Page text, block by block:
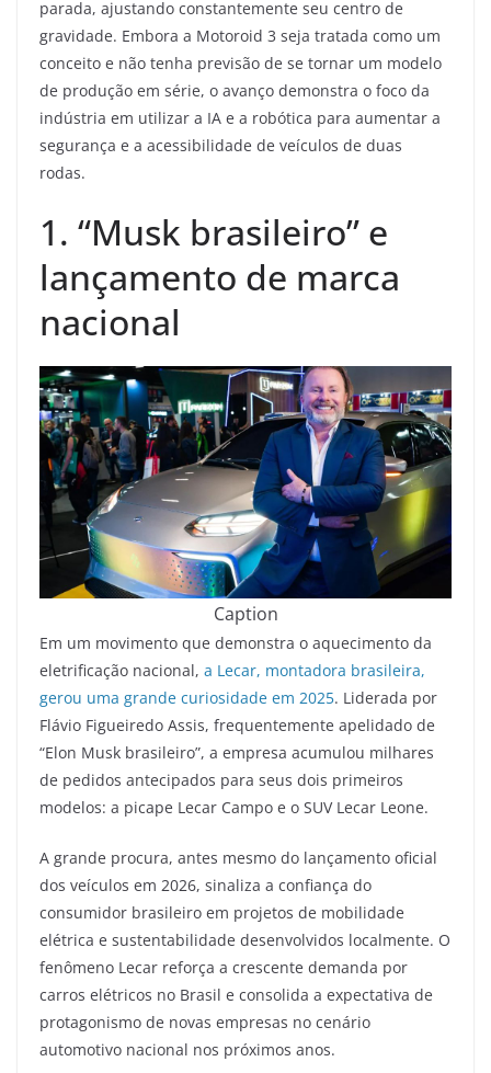
parada, ajustando constantemente seu centro de
gravidade. Embora a Motoroid 3 seja tratada como um
conceito e não tenha previsão de se tornar um modelo
de produção em série, o avanço demonstra o foco da
indústria em utilizar a IA e a robótica para aumentar a
segurança e a acessibilidade de veículos de duas
rodas.
1. “Musk brasileiro” e
lançamento de marca
nacional
Caption
Em um movimento que demonstra o aquecimento da
eletrificação nacional, a Lecar, montadora brasileira,
gerou uma grande curiosidade em 2025. Liderada por
Flávio Figueiredo Assis, frequentemente apelidado de
“Elon Musk brasileiro”, a empresa acumulou milhares
de pedidos antecipados para seus dois primeiros
modelos: a picape Lecar Campo e o SUV Lecar Leone.
A grande procura, antes mesmo do lançamento oficial
dos veículos em 2026, sinaliza a confiança do
consumidor brasileiro em projetos de mobilidade
elétrica e sustentabilidade desenvolvidos localmente. O
fenômeno Lecar reforça a crescente demanda por
carros elétricos no Brasil e consolida a expectativa de
protagonismo de novas empresas no cenário
automotivo nacional nos próximos anos.